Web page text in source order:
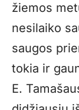
žiemos
nesilaiko
saugos
tokia ir
E.